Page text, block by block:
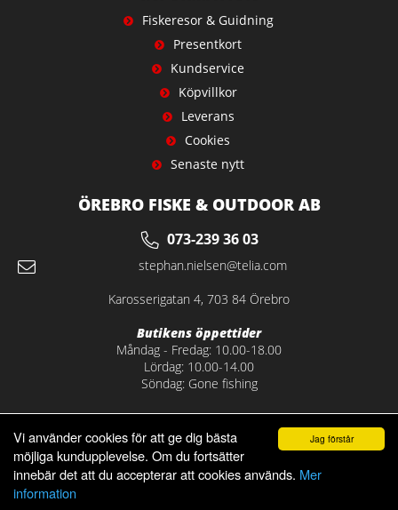
Jag förstår
Vi använder cookies för att ge dig bästa
möjliga kundupplevelse. Om du fortsätter
innebär det att du accepterar att cookies används. Mer
information
Fiskeresor & Guidning
Presentkort
Kundservice
Köpvillkor
Leverans
Cookies
Senaste nytt
ÖREBRO FISKE & OUTDOOR AB
073-239 36 03
stephan.nielsen@telia.com
Karosserigatan 4, 703 84 Örebro
Butikens öppettider
Måndag - Fredag: 10.00-18.00
Lördag: 10.00-14.00
Söndag: Gone fishing